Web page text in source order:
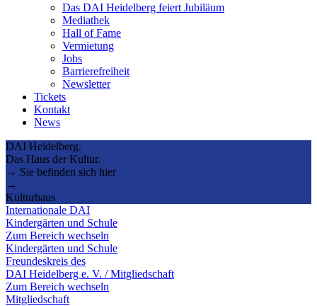
Das DAI Heidelberg feiert Jubiläum
Mediathek
Hall of Fame
Vermietung
Jobs
Barrierefreiheit
Newsletter
Tickets
Kontakt
News
DAI Heidelberg.
Das Haus der Kultur.
→ Sie befinden sich hier
→
Kulturhaus
Internationale DAI
Kindergärten und Schule
Zum Bereich wechseln
Kindergärten und Schule
Freundeskreis des
DAI Heidelberg e. V. / Mitgliedschaft
Zum Bereich wechseln
Mitgliedschaft